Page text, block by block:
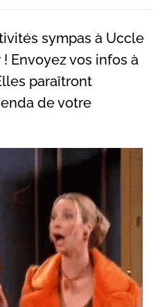
sympas à Uccle
Envoyez vos infos à
paraîtront
de votre